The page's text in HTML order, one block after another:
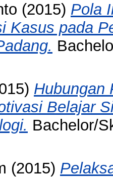
(2015) Pola
Kasus pada
Hubungan
Belajar
Bachelor/
(2015)